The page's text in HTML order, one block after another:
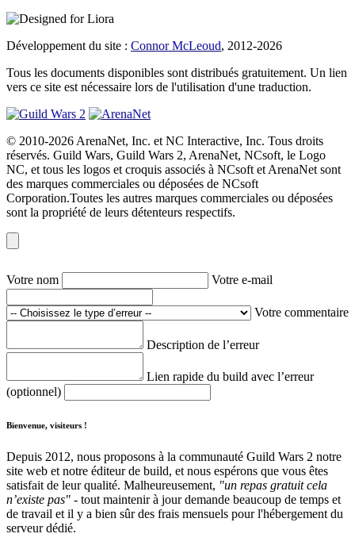
Développement du site : Connor McLeoud, 2012-2026
Tous les documents disponibles sont distribués gratuitement. Un lien
vers ce site est nécessaire lors de l'utilisation d'une traduction.
© 2010-2026 ArenaNet, Inc. et NC Interactive, Inc. Tous droits
réservés. Guild Wars, Guild Wars 2, ArenaNet, NCsoft, le Logo
NC, et tous les logos et croquis associés à NCsoft et ArenaNet sont
des marques commerciales ou déposées de NCsoft
Corporation.Toutes les autres marques commerciales ou déposées
sont la propriété de leurs détenteurs respectifs.
Votre nom Votre e-mail
Votre commentaire
Description de l’erreur
Lien rapide du build avec l’erreur
(optionnel)
Bienvenue, visiteurs !
Depuis 2012, nous proposons à la communauté Guild Wars 2 notre
site web et notre éditeur de build, et nous espérons que vous êtes
satisfait de leur qualité. Malheureusement, "un repas gratuit cela
n’existe pas" - tout maintenir à jour demande beaucoup de temps et
de travail et il y a bien sûr des frais mensuels pour l'hébergement du
serveur dédié.